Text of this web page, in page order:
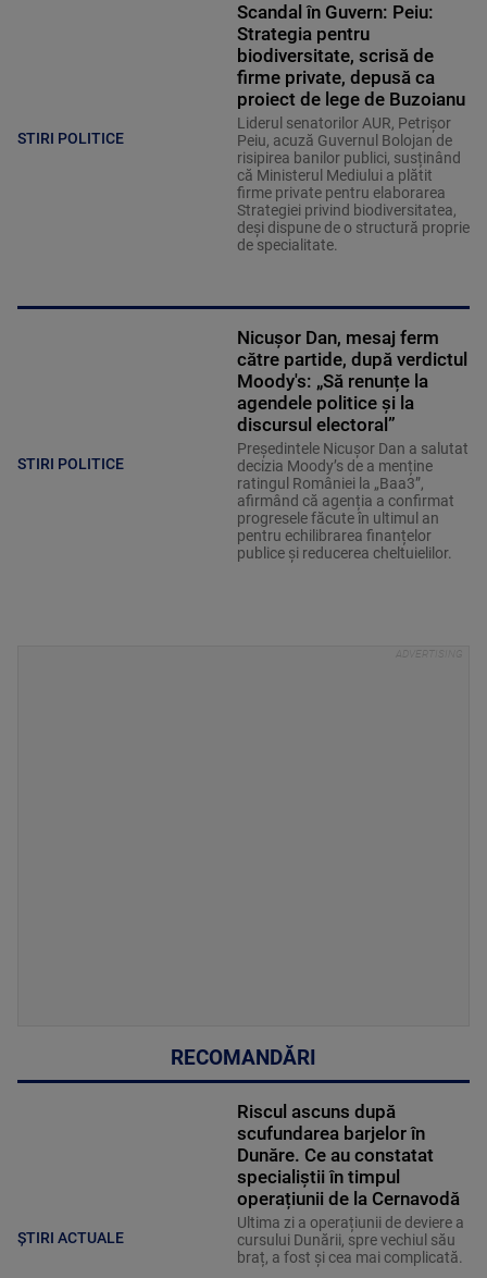
STIRI POLITICE
Scandal în Guvern: Peiu:
Strategia pentru
biodiversitate, scrisă de
firme private, depusă ca
proiect de lege de Buzoianu
Liderul senatorilor AUR, Petrișor
Peiu, acuză Guvernul Bolojan de
risipirea banilor publici, susținând
că Ministerul Mediului a plătit
firme private pentru elaborarea
Strategiei privind biodiversitatea,
deși dispune de o structură proprie
de specialitate.
STIRI POLITICE
Nicușor Dan, mesaj ferm
către partide, după verdictul
Moody's: „Să renunțe la
agendele politice şi la
discursul electoral”
Președintele Nicușor Dan a salutat
decizia Moody’s de a menține
ratingul României la „Baa3”,
afirmând că agenția a confirmat
progresele făcute în ultimul an
pentru echilibrarea finanțelor
publice și reducerea cheltuielilor.
RECOMANDĂRI
ȘTIRI ACTUALE
Riscul ascuns după
scufundarea barjelor în
Dunăre. Ce au constatat
specialiștii în timpul
operațiunii de la Cernavodă
Ultima zi a operațiunii de deviere a
cursului Dunării, spre vechiul său
braț, a fost și cea mai complicată.